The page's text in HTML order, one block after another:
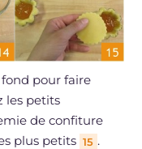
fond pour faire
les petits
de confiture
plus petits 15 .